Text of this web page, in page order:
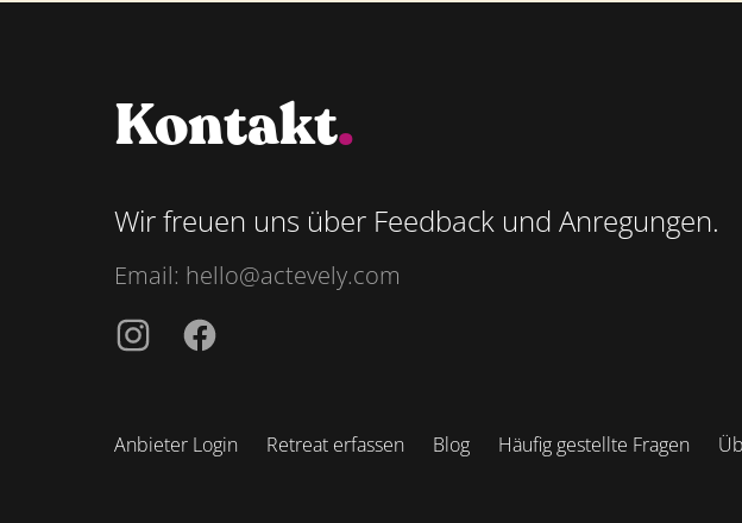
Kontakt.
Wir freuen uns über Feedback und Anregungen.
Email: hello@actevely.com
InstagrammFacebook
Anbieter Login Retreat erfassen Blog Häufig gestellte Fragen